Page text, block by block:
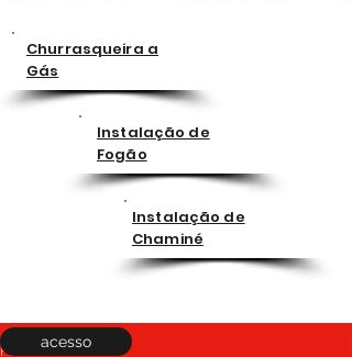
Churrasqueira a
Gás
Instalação de
Fogão
Instalação de
Chaminé
Post acesso